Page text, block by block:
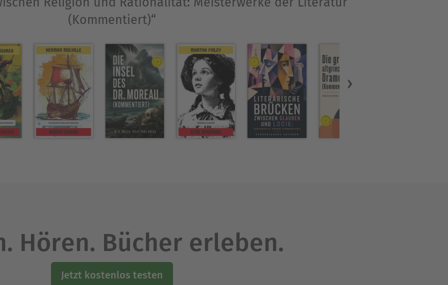
Er bietet nicht nur ästhetischen Genuss, sondern auch
So wird die Anthologie zu einer anregenden Schule des
erweiterte Ausgabe wurde mit großer Sorgfalt gestaltet, um Ihr Leseerlebnis
verknüpft die verschiedenen Stränge, indem sie erörtert, warum diese
Texte gemeinsam in einer Sammlung Platz finden.- Der Abschnitt zum
die kulturellen und intellektuellen Strömungen, die diese Werke geprägt
die gemeinsamen (oder gegensätzlichen) Epochen, die jeden Autor
Gesprächs.
(Kommentiert)“
Hören. Bücher erleben.
Jetzt kostenlos testen